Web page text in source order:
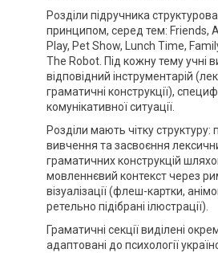
Розділи підручника
принципом, серед тем: Friends,
Play, Pet Show, Lunch Time,
The Robot. Під кожну тему учні
відповідний інструментарій
граматичні конструкції),
комунікативної ситуації.
Розділи мають чітку
вивчення та засвоєння
граматичних конструкцій
мовленнєвий контекст через
візуалізації (флеш-картки,
ретельно підібрані ілюстрації).
Граматичні секції виділені
адаптовані до психології